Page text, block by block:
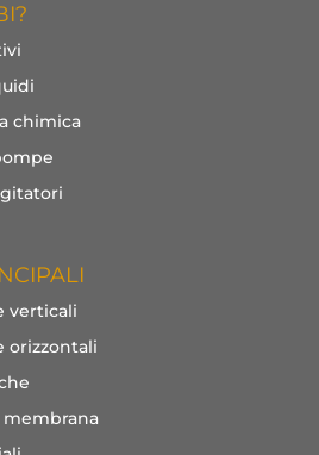
chimica
verticali
orizzontali